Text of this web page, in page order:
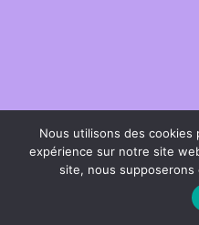
Nous utilisons des cookies
expérience sur notre site
site, nous